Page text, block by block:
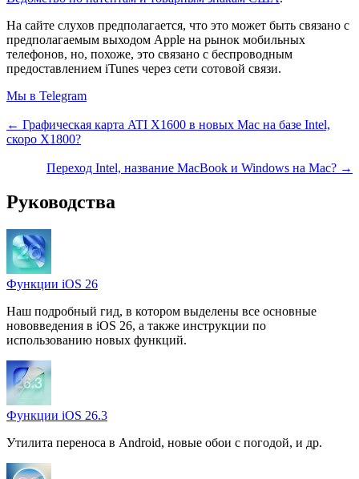
На сайте слухов предполагается, что это может быть связано с
предполагаемым выходом Apple на рынок мобильных
телефонов, но, похоже, это связано с беспроводным
предоставлением iTunes через сети сотовой связи.
Мы в Telegram
← Графическая карта ATI X1600 в новых Mac на базе Intel,
скоро X1800?
Переход Intel, название MacBook и Windows на Mac? →
Руководства
Функции iOS 26
Наш подробный гид, в котором выделены все основные
нововведения в iOS 26, а также инструкции по
использованию новых функций.
Функции iOS 26.3
Утилита переноса в Android, новые обои с погодой, и др.